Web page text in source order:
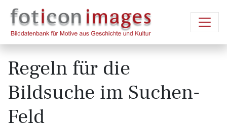
Regeln für die
Bildsuche im Suchen-
Feld